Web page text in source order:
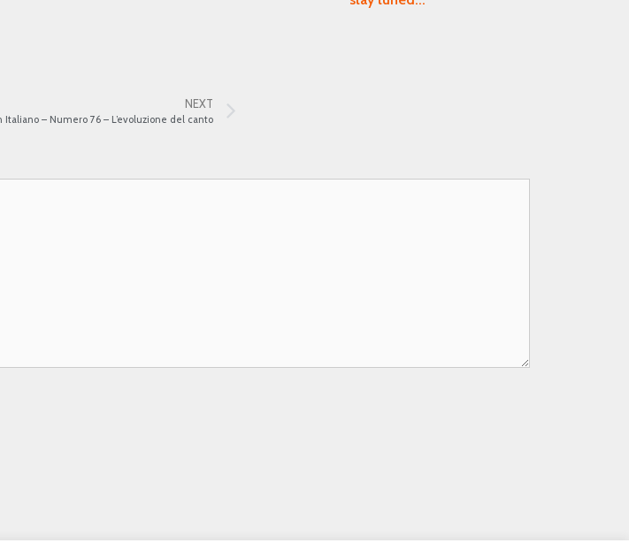
NEXT
Italiano – Numero 76 – L’evoluzione del canto